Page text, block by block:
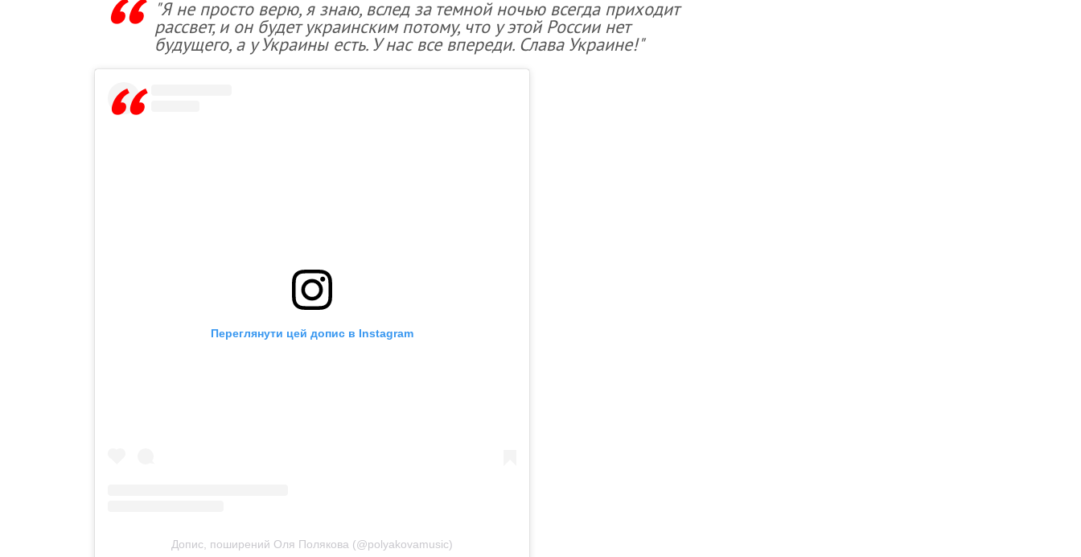
"Я не просто верю, я знаю, вслед за темной ночью всегда приходит
рассвет, и он будет украинским потому, что у этой России нет
будущего, а у Украины есть. У нас все впереди. Слава Украине!"
Переглянути цей допис в Instagram
Допис, поширений Оля Полякова (@polyakovamusic)